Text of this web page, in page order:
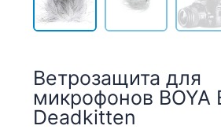
Ветрозащита для
микрофонов BOYA
Deadkitten